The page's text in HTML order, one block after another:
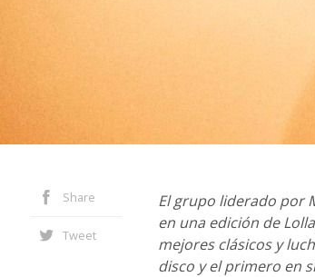
Share
Tweet
El grupo liderado por
en una edición de
mejores clásicos y
disco y el primero en